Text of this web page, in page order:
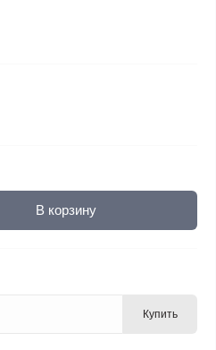
В корзину
Купить